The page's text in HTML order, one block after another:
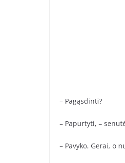
– Pagąsdinti?
– Papurtyti, –
– Pavyko. Gerai, o